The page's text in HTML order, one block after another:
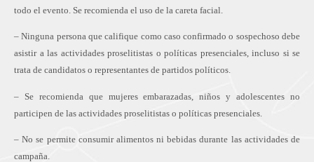
todo el evento. Se recomienda el uso de la careta facial.
– Ninguna persona que califique como caso confirmado o sospechoso debe
asistir a las actividades proselitistas o políticas presenciales, incluso si se
trata de candidatos o representantes de partidos políticos.
– Se recomienda que mujeres embarazadas, niños y adolescentes no
participen de las actividades proselitistas o políticas presenciales.
– No se permite consumir alimentos ni bebidas durante las actividades de
campaña.